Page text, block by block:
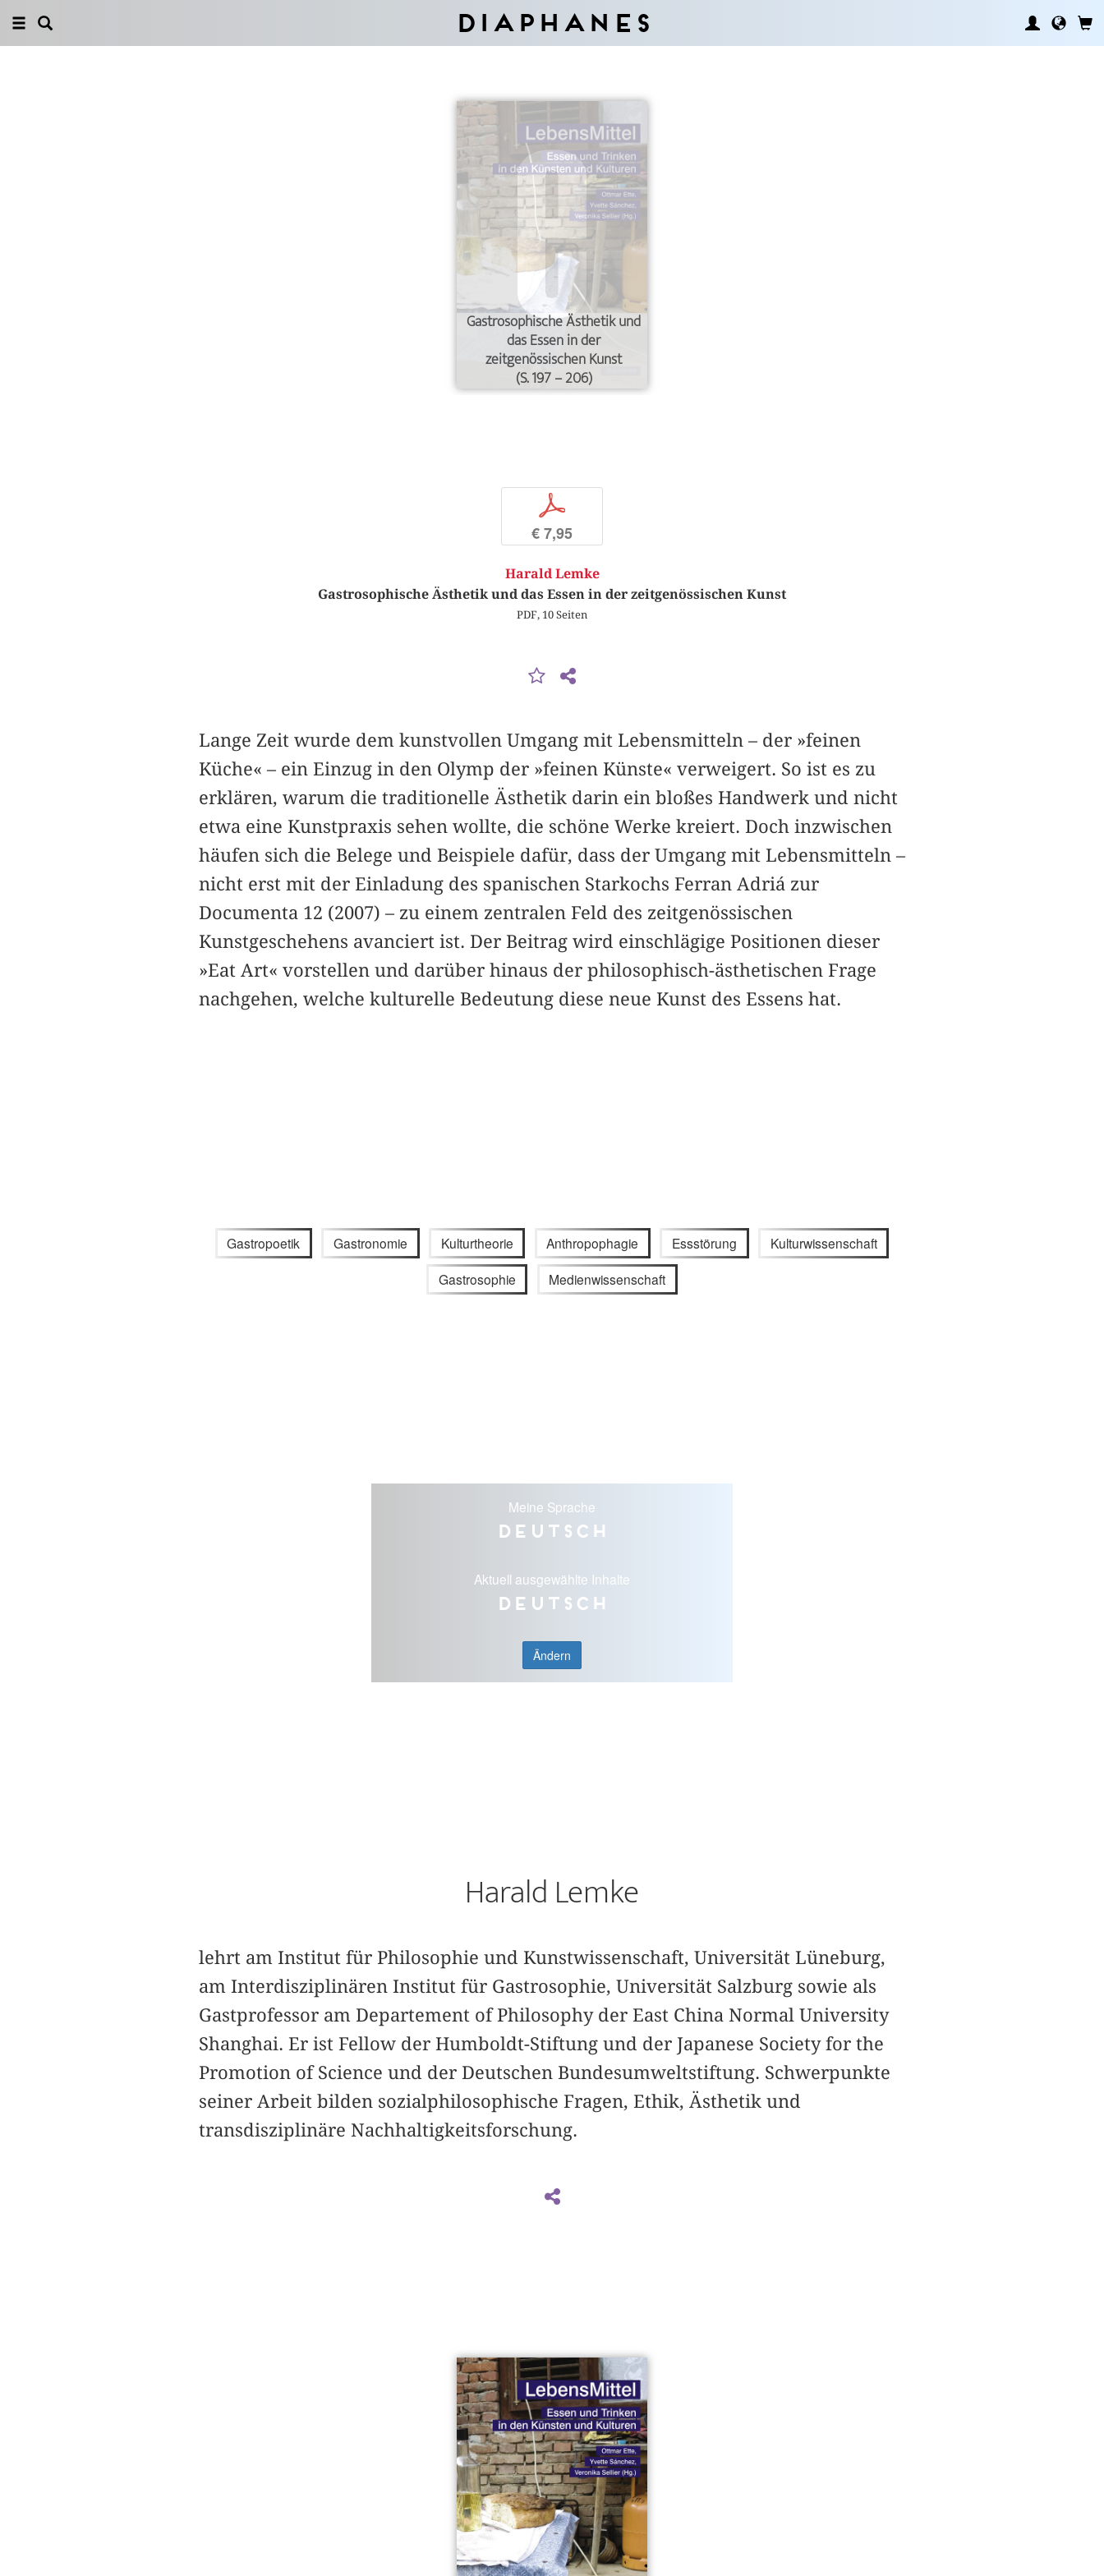
Diaphanes
Gastrosophische Ästhetik und
das Essen in der
zeitgenössischen Kunst
(S. 197 – 206)
p
€ 7,95
Harald Lemke
Gastrosophische Ästhetik und das Essen in der zeitgenössischen Kunst
PDF, 10 Seiten
Lange Zeit wurde dem kunstvollen Umgang mit Lebensmitteln – der »feinen
Küche« – ein Einzug in den Olymp der »feinen Künste« verweigert. So ist es zu
erklären, warum die traditionelle Ästhetik darin ein bloßes Handwerk und nicht
etwa eine Kunstpraxis sehen wollte, die schöne Werke kreiert. Doch inzwischen
häufen sich die Belege und Beispiele dafür, dass der Umgang mit Lebensmitteln –
nicht erst mit der Einladung des spanischen Starkochs Ferran Adriá zur
Documenta 12 (2007) – zu einem zentralen Feld des zeitgenössischen
Kunstgeschehens avanciert ist. Der Beitrag wird einschlägige Positionen dieser
»Eat Art« vorstellen und darüber hinaus der philosophisch-ästhetischen Frage
nachgehen, welche kulturelle Bedeutung diese neue Kunst des Essens hat.
Gastropoetik Gastronomie Kulturtheorie Anthropophagie Essstörung Kulturwissenschaft
Gastrosophie Medienwissenschaft
Meine Sprache
Deutsch
Aktuell ausgewählte Inhalte
Deutsch
Ändern
Harald Lemke
lehrt am Institut für Philosophie und Kunstwissenschaft, Universität Lüneburg,
am Interdisziplinären Institut für Gastrosophie, Universität Salzburg sowie als
Gastprofessor am Departement of Philosophy der East China Normal University
Shanghai. Er ist Fellow der Humboldt-Stiftung und der Japanese Society for the
Promotion of Science und der Deutschen Bundesumweltstiftung. Schwerpunkte
seiner Arbeit bilden sozialphilosophische Fragen, Ethik, Ästhetik und
transdisziplinäre Nachhaltigkeitsforschung.